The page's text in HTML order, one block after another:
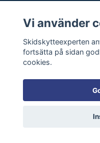
Vi kan skidskytte!
Kundtjänst
Sociala medier
Vi använder
Skidskytteexperten
fortsätta på sidan
cookies.